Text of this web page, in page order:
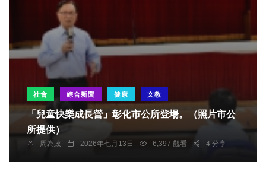
社會 綜合新聞 健康 文教
「兒童快樂成長營」彰化市公所登場。（照片市公
所提供）
周為政 2026年七月13日 6,397 觀看 4 分享